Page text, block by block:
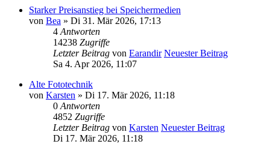
Starker Preisanstieg bei Speichermedien
von Bea » Di 31. Mär 2026, 17:13
4 Antworten
14238 Zugriffe
Letzter Beitrag von Earandir Neuester Beitrag
Sa 4. Apr 2026, 11:07
Alte Fototechnik
von Karsten » Di 17. Mär 2026, 11:18
0 Antworten
4852 Zugriffe
Letzter Beitrag von Karsten Neuester Beitrag
Di 17. Mär 2026, 11:18